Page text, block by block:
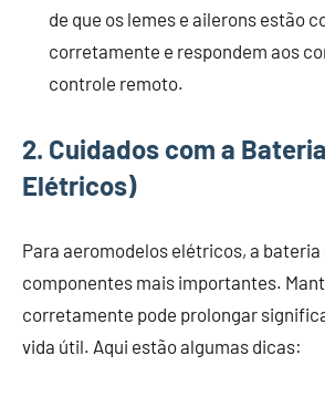
de que os lemes e ailerons estão
corretamente e respondem aos
controle remoto.
2. Cuidados com a
Elétricos)
Para aeromodelos elétricos, a bateria
componentes mais importantes.
corretamente pode prolongar
vida útil. Aqui estão algumas dicas: